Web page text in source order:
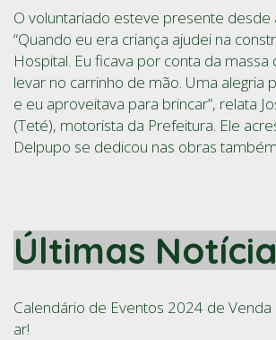
O voluntariado esteve presente desde
“Quando eu era criança ajudei na
Hospital. Eu ficava por conta da
levar no carrinho de mão. Uma alegria
e eu aproveitava para brincar”, relata
(Teté), motorista da Prefeitura. Ele
Delpupo se dedicou nas obras
Últimas
Calendário de Eventos 2024 de Venda
ar!